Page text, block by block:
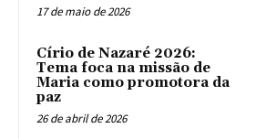
17 de maio de 2026
Círio de Nazaré 2026:
Tema foca na missão de
Maria como promotora da
paz
26 de abril de 2026